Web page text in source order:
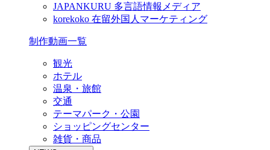
JAPANKURU 多言語情報メディア
korekoko 在留外国人マーケティング
制作動画一覧
観光
ホテル
温泉・旅館
交通
テーマパーク・公園
ショッピングセンター
雑貨・商品